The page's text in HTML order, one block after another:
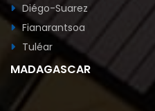
Diégo-Suarez
Fianarantsoa
Tuléar
MADAGASCAR